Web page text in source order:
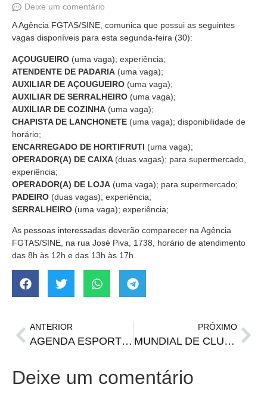
Deixe um comentário
A Agência FGTAS/SINE, comunica que possui as seguintes
vagas disponíveis para esta segunda-feira (30):
AÇOUGUEIRO (uma vaga); experiência;
ATENDENTE DE PADARIA (uma vaga);
AUXILIAR DE AÇOUGUEIRO (uma vaga);
AUXILIAR DE SERRALHEIRO (uma vaga);
AUXILIAR DE COZINHA (uma vaga);
CHAPISTA DE LANCHONETE (uma vaga); disponibilidade de
horário;
ENCARREGADO DE HORTIFRUTI (uma vaga);
OPERADOR(A) DE CAIXA (duas vagas); para supermercado,
experiência;
OPERADOR(A) DE LOJA (uma vaga); para supermercado;
PADEIRO (duas vagas); experiência;
SERRALHEIRO (uma vaga); experiência;
As pessoas interessadas deverão comparecer na Agência
FGTAS/SINE, na rua José Piva, 1738, horário de atendimento
das 8h às 12h e das 13h às 17h.
ANTERIOR
AGENDA ESPORTIVA | Jogos do Mundial de Clubes nesta segunda e terça-feira (22 e 23)
PRÓXIMO
MUNDIAL DE CLUBES | Palmeiras e Fluminense seguem na competição
Deixe um comentário